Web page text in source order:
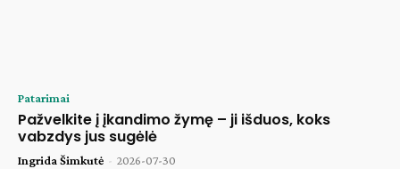
Patarimai
Pažvelkite į įkandimo žymę – ji išduos, koks
vabzdys jus sugėlė
Ingrida Šimkutė - 2026-07-30